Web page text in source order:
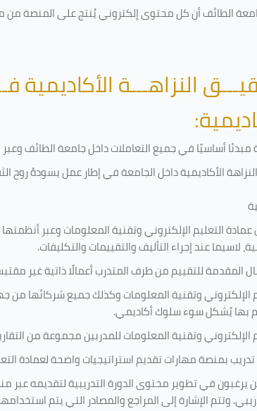
الطائف أن كل محتوى إلكتروني يُنتج على المنصة
النزاهـــة الأكاديمية
مبدئا أساسيًا في جميع التعاملات داخل جامعة الطائف
الأكاديمية داخل الجامعة في إطار عمل يسودهُ روح
التعليم الإلكتروني وتقنية المعلومات وعبر
لاسيما عند إجراء التأليف والتقييمات والتكليفات.
المقدمة للتقييم من طرف المتدرب أعمالًا ذاتية غير
الإلكتروني وتقنية المعلومات وكذلك جميع شركائها من
بها يُشكل سوء سلوك أكاديمي.
الإلكتروني وتقنية المعلومات للمدربين مجموعة من
بمنصة مهارات تقديم استراتيجيات واضحة لعمادة
يرغبون في تطوير محتوى الدورة التدريبية لتقديمه
وتتم الإشارة إلى المراجع والمصادر التي يتم